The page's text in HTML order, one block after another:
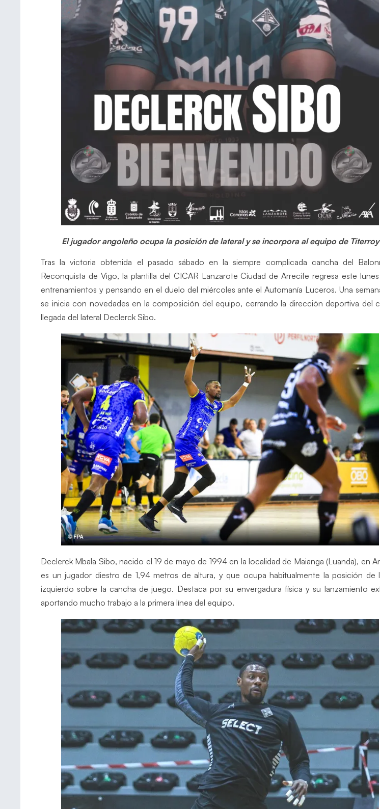
El jugador angoleño ocupa la posición de lateral y se incorpora al equipo de Titerroy
Tras la victoria obtenida el pasado sábado en la siempre complicada cancha del
Reconquista de Vigo, la plantilla del CICAR Lanzarote Ciudad de Arrecife regresa este
entrenamientos y pensando en el duelo del miércoles ante el Automanía Luceros. Una
se inicia con novedades en la composición del equipo, cerrando la dirección deportiva del
llegada del lateral Declerck Sibo.
Declerck Mbala Sibo, nacido el 19 de mayo de 1994 en la localidad de Maianga (Luanda), en
es un jugador diestro de 1,94 metros de altura, y que ocupa habitualmente la posición de
izquierdo sobre la cancha de juego. Destaca por su envergadura física y su lanzamiento
aportando mucho trabajo a la primera línea del equipo.